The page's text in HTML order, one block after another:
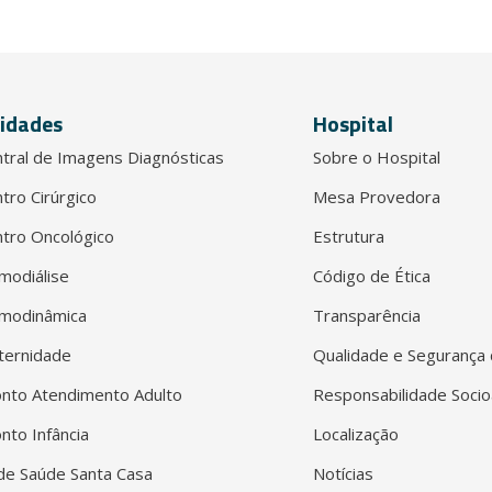
de Imagens Diagnósticas
Cirúrgico
Oncológico
Atendimento Adulto
Infância
Saúde Santa Casa
Hospital
Sobre o Hospital
Mesa Provedora
Estrutura
Código de Ética
Transparência
Qualidade e
Responsabilidade
Localização
Notícias